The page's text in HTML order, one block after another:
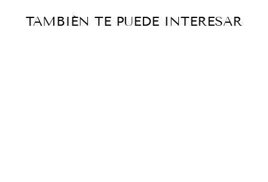
TAMBIÉN TE PUEDE INTERESAR